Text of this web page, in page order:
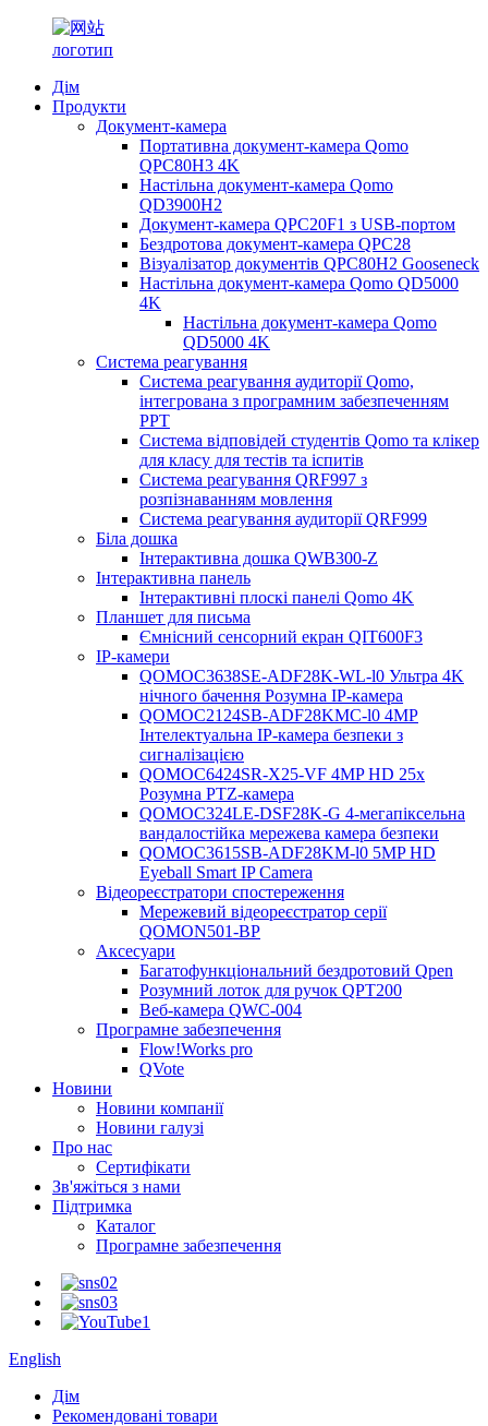
Дім
Продукти
Документ-камера
Портативна документ-камера Qomo
QPC80H3 4K
Настільна документ-камера Qomo
QD3900H2
Документ-камера QPC20F1 з USB-портом
Бездротова документ-камера QPC28
Візуалізатор документів QPC80H2 Gooseneck
Настільна документ-камера Qomo QD5000
4K
Настільна документ-камера Qomo
QD5000 4K
Система реагування
Система реагування аудиторії Qomo,
інтегрована з програмним забезпеченням
PPT
Система відповідей студентів Qomo та клікер
для класу для тестів та іспитів
Система реагування QRF997 з
розпізнаванням мовлення
Система реагування аудиторії QRF999
Біла дошка
Інтерактивна дошка QWB300-Z
Інтерактивна панель
Інтерактивні плоскі панелі Qomo 4K
Планшет для письма
Ємнісний сенсорний екран QIT600F3
IP-камери
QOMOC3638SE-ADF28K-WL-l0 ​​Ультра 4K
нічного бачення Розумна IP-камера
QOMOC2124SB-ADF28KMC-l0 4MP
Інтелектуальна IP-камера безпеки з
сигналізацією
QOMOC6424SR-X25-VF 4MP HD 25x
Розумна PTZ-камера
QOMOC324LE-DSF28K-G 4-мегапіксельна
вандалостійка мережева камера безпеки
QOMOC3615SB-ADF28KM-l0 5MP HD
Eyeball Smart IP Camera
Відеореєстратори спостереження
Мережевий відеореєстратор серії
QOMON501-BP
Аксесуари
Багатофункціональний бездротовий Qpen
Розумний лоток для ручок QPT200
Веб-камера QWC-004
Програмне забезпечення
Flow!Works pro
QVote
Новини
Новини компанії
Новини галузі
Про нас
Сертифікати
Зв'яжіться з нами
Підтримка
Каталог
Програмне забезпечення
English
Дім
Рекомендовані товари